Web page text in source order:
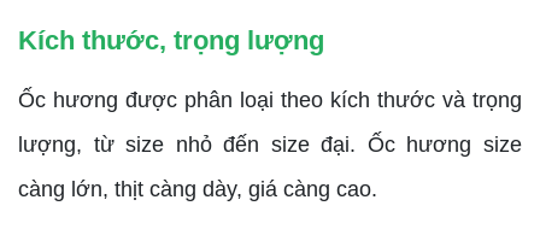
Kích thước, trọng lượng
Ốc hương được phân loại theo kích thước và trọng
lượng, từ size nhỏ đến size đại. Ốc hương size
càng lớn, thịt càng dày, giá càng cao.